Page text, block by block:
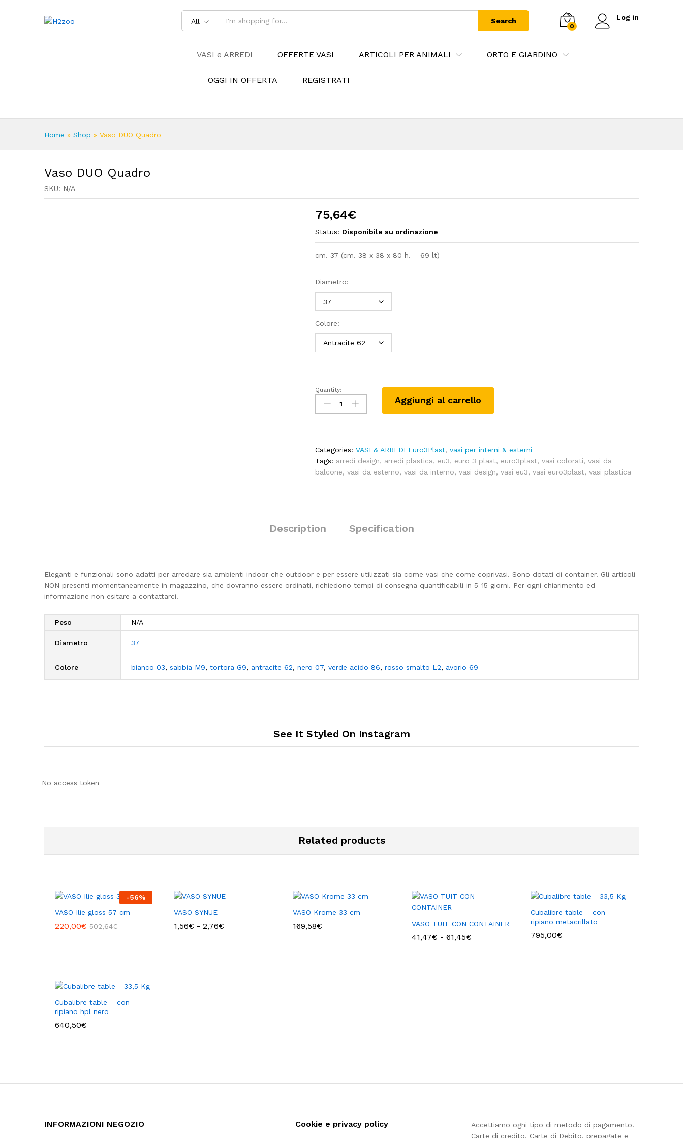
All Search
0
Log in
VASI e ARREDI OFFERTE VASI ARTICOLI PER ANIMALI ORTO E GIARDINO
OGGI IN OFFERTA REGISTRATI
Home » Shop » Vaso DUO Quadro
Vaso DUO Quadro
SKU: N/A
75,64€
Status: Disponibile su ordinazione
cm. 37 (cm. 38 x 38 x 80 h. – 69 lt)
Diametro:
Colore:
Vaso
DUO
Quadro
Quantity:
Aggiungi al carrello
Categories:VASI & ARREDI Euro3Plast,vasi per interni & esterni
Tags: arredi design, arredi plastica, eu3, euro 3 plast, euro3plast,vasi colorati,vasi da
balcone,vasi da esterno,vasi da interno,vasi design,vasi eu3,vasi euro3plast,vasi plastica
Description Specification
Eleganti e funzionali sono adatti per arredare sia ambienti indoor che outdoor e per essere utilizzati sia come vasi che come coprivasi. Sono dotati di container. Gli articoli
NON presenti momentaneamente in magazzino, che dovranno essere ordinati, richiedono tempi di consegna quantificabili in 5-15 giorni. Per ogni chiarimento ed
informazione non esitare a contattarci.
Peso N/A
Diametro 37
Colore bianco 03, sabbia M9, tortora G9, antracite 62, nero 07, verde acido 86, rosso smalto L2, avorio 69
See It Styled On Instagram
No access token
Related products
-56%
VASO Ilie gloss 57 cm
220,00€ 502,64€
VASO SYNUE
1,56€ - 2,76€
VASO Krome 33 cm
169,58€ VASO TUIT CON CONTAINER
41,47€ - 61,45€
Cubalibre table – con
ripiano metacrillato
795,00€
Cubalibre table – con
ripiano hpl nero
640,50€
INFORMAZIONI NEGOZIO Cookie e privacy policy
Accettiamo ogni tipo di metodo di pagamento.
Carte di credito, Carte di Debito, prepagate e